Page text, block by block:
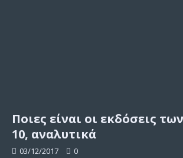
Ποιες είναι οι εκδόσεις
10, αναλυτικά
03/12/2017
0